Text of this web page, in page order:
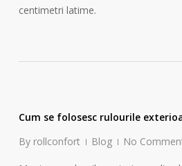
centimetri latime.
Cum se folosesc rulourile
By rollconfort Blog No